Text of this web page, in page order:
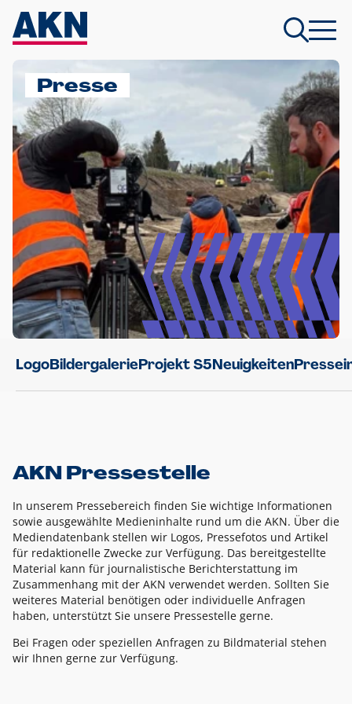
Presse
LogoBildergalerieProjekt S5Neuigkeiten
AKN Pressestelle
In unserem Pressebereich finden Sie wichtige Informationen
sowie ausgewählte Medieninhalte rund um die AKN. Über die
Mediendatenbank stellen wir Logos, Pressefotos und Artikel
für redaktionelle Zwecke zur Verfügung. Das bereitgestellte
Material kann für journalistische Berichterstattung im
Zusammenhang mit der AKN verwendet werden. Sollten Sie
weiteres Material benötigen oder individuelle Anfragen
haben, unterstützt Sie unsere Pressestelle gerne.
Bei Fragen oder speziellen Anfragen zu Bildmaterial stehen
wir Ihnen gerne zur Verfügung.